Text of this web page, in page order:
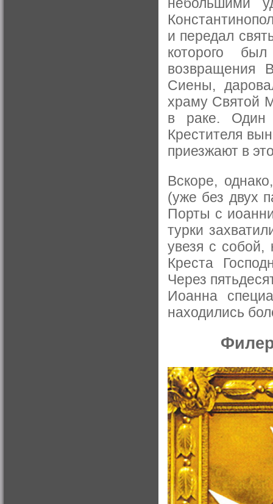
и передал
которого
возвращения
Сиены,
храму Святой
в раке. Один
Крестителя
приезжают в
Вскоре,
(уже без двух
Порты с
турки
увезя с собой,
Креста
Через
Иоанна
находились